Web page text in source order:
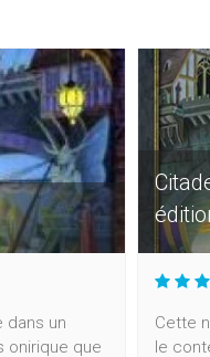
dans un
onirique que
Cette
le